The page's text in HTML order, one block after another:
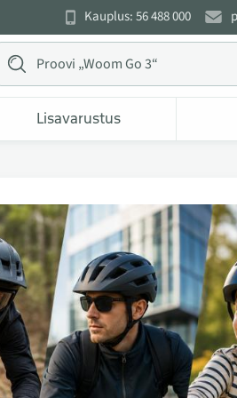
Kauplus: 56 488 000
Lisavarustus